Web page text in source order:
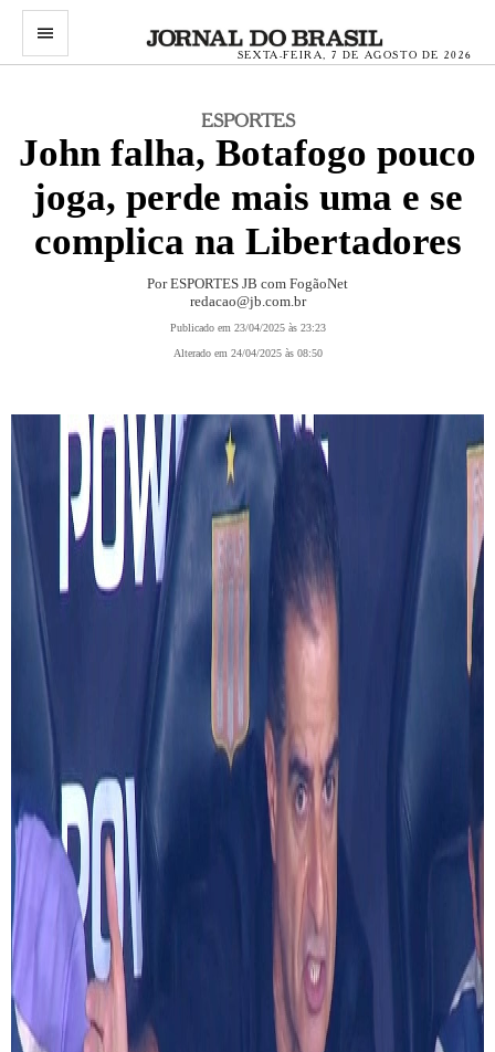
menu
SEXTA-FEIRA, 7 DE AGOSTO DE 2026
ESPORTES
John falha, Botafogo pouco
joga, perde mais uma e se
complica na Libertadores
Por ESPORTES JB com FogãoNet
redacao@jb.com.br
Publicado em 23/04/2025 às 23:23
Alterado em 24/04/2025 às 08:50